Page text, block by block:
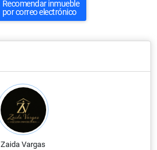
Recomendar inmueble
por correo electrónico
Zaida Vargas